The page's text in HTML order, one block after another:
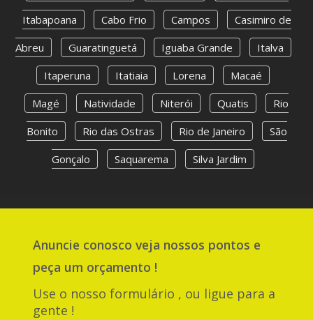
Itabapoana
Cabo Frio Campos
Casimiro de
Abreu
Guaratinguetá Iguaba Grande
Italva
Itaperuna
Itatiaia Lorena
Macaé
Magé
Natividade Niterói Quatis
Rio
Bonito
Rio das Ostras Rio de Janeiro
São
Gonçalo
Saquarema Silva Jardim
Anuncie conosco veja nossos pontos e
peça um orçamento !
Use o nosso formulário , ou ligue para a
gente !